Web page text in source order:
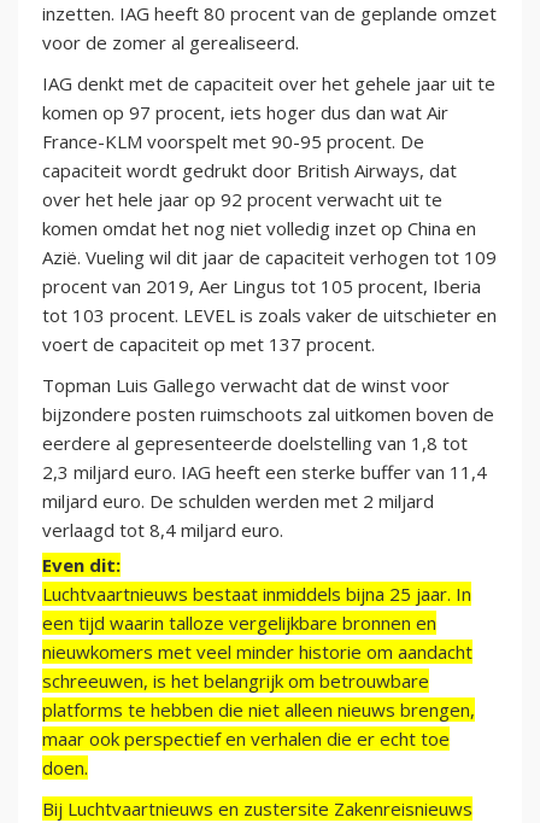
inzetten. IAG heeft 80 procent van de geplande omzet
voor de zomer al gerealiseerd.
IAG denkt met de capaciteit over het gehele jaar uit te
komen op 97 procent, iets hoger dus dan wat Air
France-KLM voorspelt met 90-95 procent. De
capaciteit wordt gedrukt door British Airways, dat
over het hele jaar op 92 procent verwacht uit te
komen omdat het nog niet volledig inzet op China en
Azië. Vueling wil dit jaar de capaciteit verhogen tot 109
procent van 2019, Aer Lingus tot 105 procent, Iberia
tot 103 procent. LEVEL is zoals vaker de uitschieter en
voert de capaciteit op met 137 procent.
Topman Luis Gallego verwacht dat de winst voor
bijzondere posten ruimschoots zal uitkomen boven de
eerdere al gepresenteerde doelstelling van 1,8 tot
2,3 miljard euro. IAG heeft een sterke buffer van 11,4
miljard euro. De schulden werden met 2 miljard
verlaagd tot 8,4 miljard euro.
Even dit:
Luchtvaartnieuws bestaat inmiddels bijna 25 jaar. In
een tijd waarin talloze vergelijkbare bronnen en
nieuwkomers met veel minder historie om aandacht
schreeuwen, is het belangrijk om betrouwbare
platforms te hebben die niet alleen nieuws brengen,
maar ook perspectief en verhalen die er echt toe
doen.
Bij Luchtvaartnieuws en zustersite Zakenreisnieuws